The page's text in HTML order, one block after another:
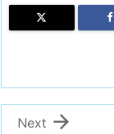

Next